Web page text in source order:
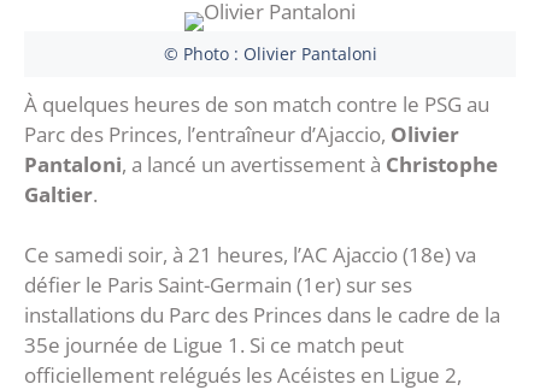
© Photo : Olivier Pantaloni
À quelques heures de son match contre le PSG au
Parc des Princes, l’entraîneur d’Ajaccio, Olivier
Pantaloni, a lancé un avertissement à Christophe
Galtier.
Ce samedi soir, à 21 heures, l’AC Ajaccio (18e) va
défier le Paris Saint-Germain (1er) sur ses
installations du Parc des Princes dans le cadre de la
35e journée de Ligue 1. Si ce match peut
officiellement relégués les Acéistes en Ligue 2,